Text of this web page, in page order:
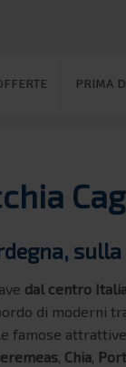
PRIMA
dal centro
di moderni
famose
, Chia,